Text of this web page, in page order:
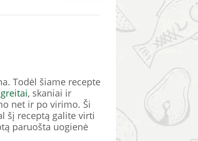
Todėl šiame recepte
greitai, skaniai ir
net ir po virimo. Ši
šį receptą galite virti
paruošta uogienė